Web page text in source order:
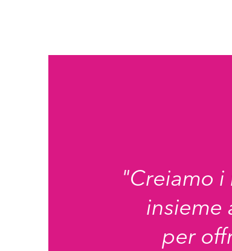
"Creiamo
insieme
per